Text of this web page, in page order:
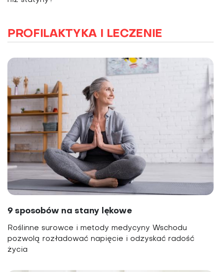
PROFILAKTYKA I LECZENIE
9 sposobów na stany lękowe
Roślinne surowce i metody medycyny Wschodu
pozwolą rozładować napięcie i odzyskać radość
życia